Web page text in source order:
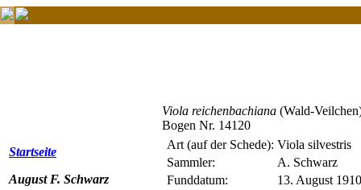
Startseite
August F. Schwarz
Viola reichenbachiana (Wald-
Bogen Nr. 14120
Art (auf der Schede): Viola silvestris
Sammler:
A. Schwarz
Funddatum:
13. August 1910